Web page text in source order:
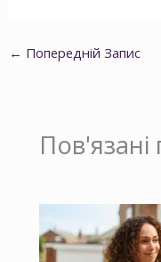
← Попередній Запис
Пов'язані